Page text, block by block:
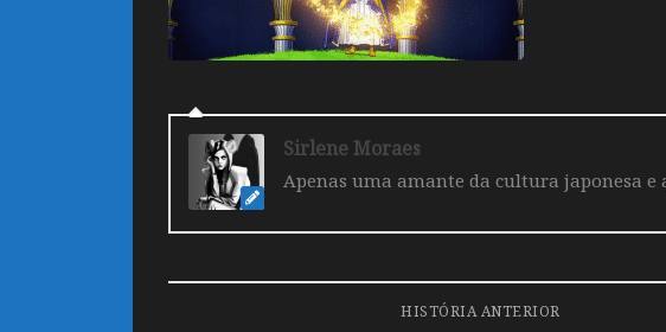
Sirlene Moraes
Apenas uma amante da cultura japonesa
HISTÓRIA ANTERIOR